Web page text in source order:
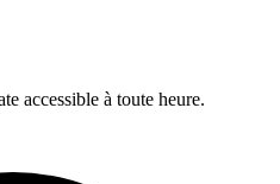
accessible à toute heure.